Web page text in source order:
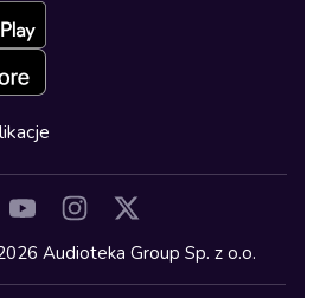
i bibliotek
Audioteka Group Sp. z o.o.